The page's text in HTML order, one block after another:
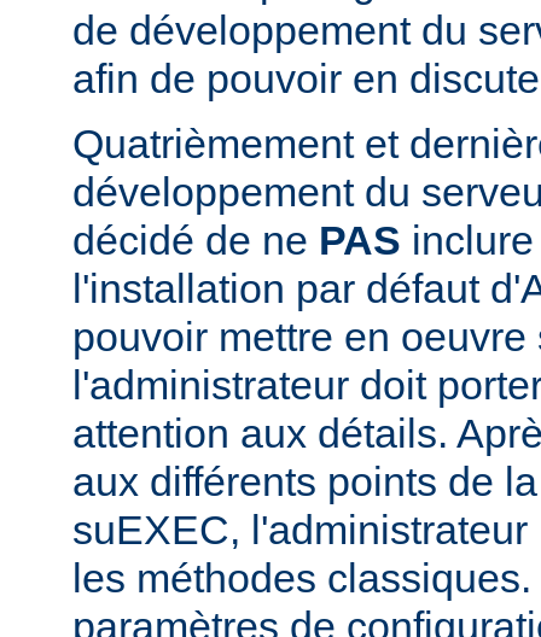
de développement du
afin de pouvoir en
Quatrièmement et
développement du
décidé de ne PAS
l'installation par défaut
pouvoir mettre en oeuvre
l'administrateur doit
attention aux détails.
aux différents points de
suEXEC,
les méthodes
paramètres de